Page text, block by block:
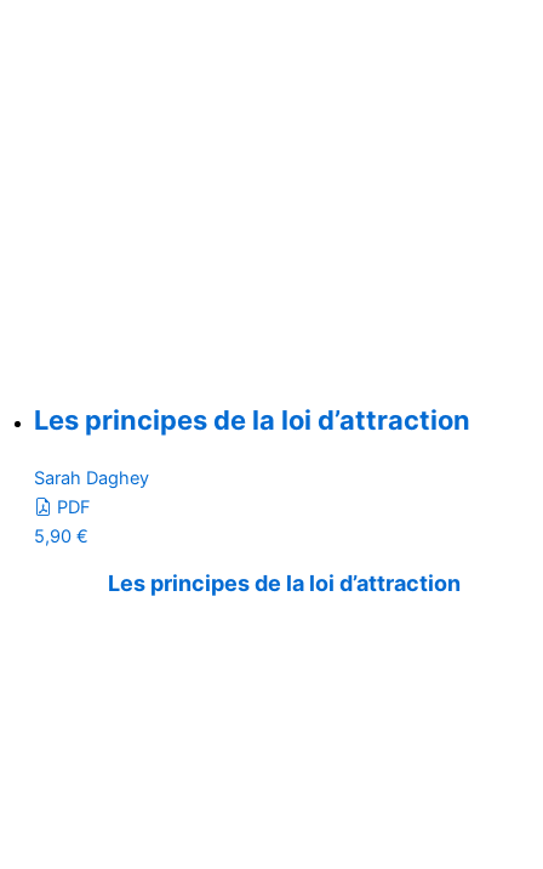
Les principes de la loi d’attraction
Sarah Daghey
PDF
5,90 €
Les principes de la loi d’attraction